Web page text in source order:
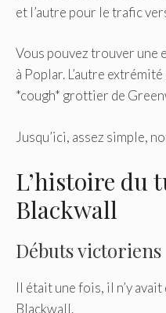
et l’autre pour le trafic
Vous pouvez trouver une
à Poplar. L’autre
*cough* grottier de
Jusqu’ici, assez simple,
L’histoire du
Blackwall
Débuts victoriens
Il était une fois, il n’y avait
Blackwall.